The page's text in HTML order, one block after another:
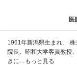
医
1961年新潟県生まれ。
院長。昭和大学客員教授
きに…もっと見る